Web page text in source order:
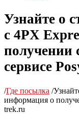
Узнайте о
с 4PX
получении
сервисе
/Где посылка /
информация о
trek.ru